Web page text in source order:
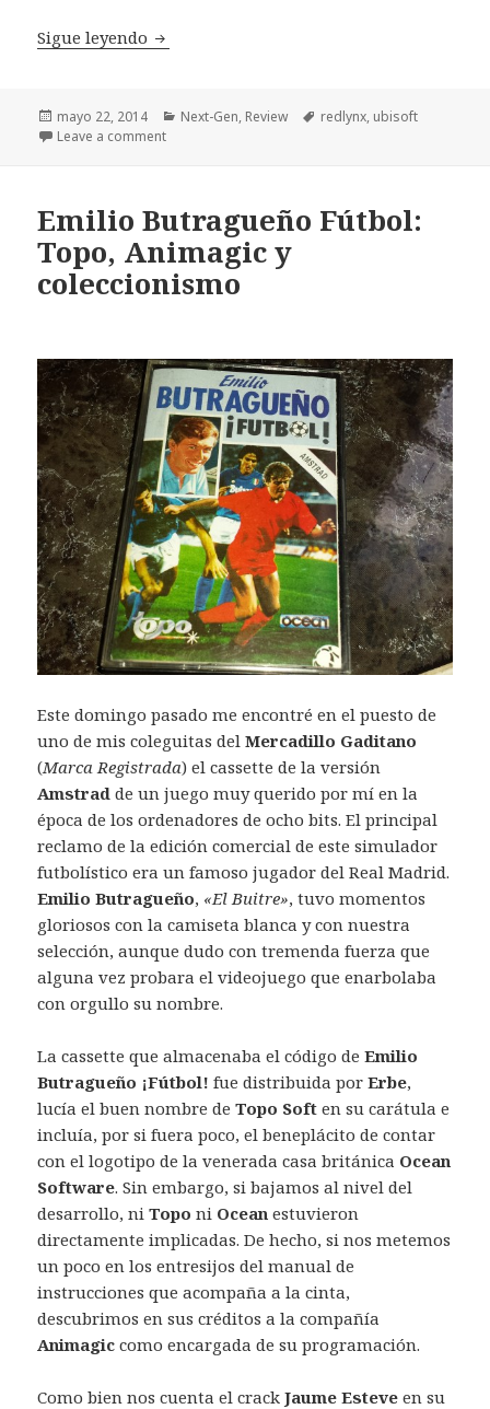
Sigue leyendo Review Trials Fusion
Publicado
el
mayo 22, 2014 Categorías
Next-Gen, Review Etiquetas
redlynx, ubisoft
Leave a comment
Emilio Butragueño Fútbol:
Topo, Animagic y
coleccionismo
Este domingo pasado me encontré en el puesto de
uno de mis coleguitas delMercadillo Gaditano
(Marca Registrada) el cassette de la versión
Amstrad de un juego muy querido por mí en la
época de los ordenadores de ocho bits. El principal
reclamo de la edición comercial de este simulador
futbolístico era un famoso jugador del Real Madrid.
Emilio Butragueño, «El Buitre», tuvo momentos
gloriosos con la camiseta blanca y con nuestra
selección, aunque dudo con tremenda fuerza que
alguna vez probara el videojuego que enarbolaba
con orgullo su nombre.
La cassette que almacenaba el código deEmilio
Butragueño ¡Fútbol! fue distribuida porErbe,
lucía el buen nombre deTopo Soft en su carátula e
incluía, por si fuera poco, el beneplácito de contar
con el logotipo de la venerada casa británica Ocean
Software. Sin embargo, si bajamos al nivel del
desarrollo, niTopo ni Ocean estuvieron
directamente implicadas. De hecho, si nos metemos
un poco en los entresijos del manual de
instrucciones que acompaña a la cinta,
descubrimos en sus créditos a la compañía
Animagic como encargada de su programación.
Como bien nos cuenta el crackJaume Esteve en su